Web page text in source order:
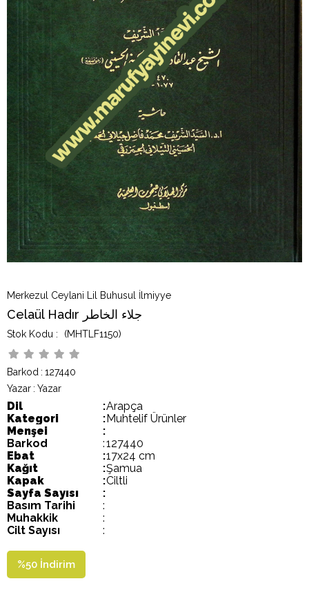
Merkezul Ceylani Lil Buhusul İlmiyye
Celaül Hadır جلاء الخاطر
(MHTLF1150)
Barkod : 127440
Yazar : Yazar
Dil :Arapça
Kategori
:Muhtelif Ürünler
Menşei
:
Barkod
:127440
Ebat
:17x24 cm
Kağıt
:Şamua
Kapak
:Ciltli
Sayfa Sayısı
:
Basım Tarihi
:
Muhakkik
:
Cilt Sayısı
:
%50 İndirim